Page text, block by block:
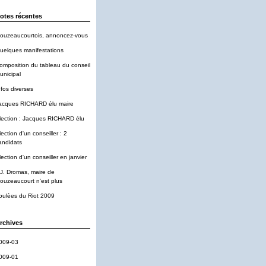
récentes
annoncez-vous
manifestations
du tableau du conseil
diverses
RICHARD élu maire
: Jacques RICHARD élu
d'un conseiller : 2
d'un conseiller en janvier
Dromas, maire de
n'est plus
du Riot 2009
03
01